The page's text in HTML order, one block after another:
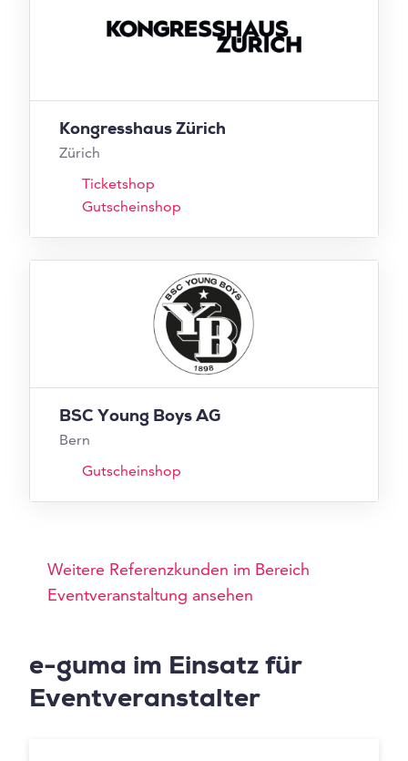
Kongresshaus Zürich
Zürich
Ticketshop
Gutscheinshop
BSC Young Boys AG
Bern
Gutscheinshop
Weitere Referenzkunden im Bereich
Eventveranstaltung ansehen
e-guma im Einsatz für
Eventveranstalter